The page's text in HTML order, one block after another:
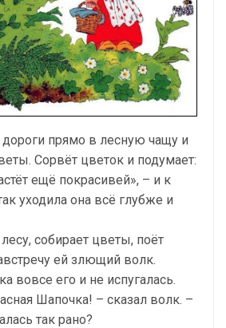
дороги прямо в лесную чащу и
Сорвёт цветок и подумает:
ещё покрасивей», – и к
уходила она всё глубже и
собирает цветы, поёт
ей злющий волк.
вовсе его и не испугалась.
Шапочка! – сказал волк. –
так рано?